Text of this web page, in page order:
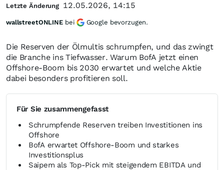
Die Reserven der Ölmultis schrumpfen, und das zwingt
die Branche ins Tiefwasser. Warum BofA jetzt einen
Offshore-Boom bis 2030 erwartet und welche Aktie
dabei besonders profitieren soll.
Für Sie zusammengefasst
Schrumpfende Reserven treiben Investitionen ins
Offshore
BofA erwartet Offshore-Boom und starkes
Investitionsplus
Saipem als Top-Pick mit steigendem EBITDA und
Letzte Änderung 12.05.2026, 14:15
wallstreetONLINE bei Google bevorzugen.